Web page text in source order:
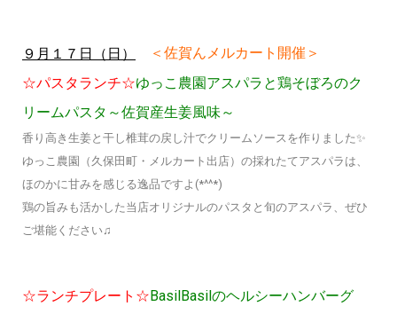
９月１７日（日）
＜佐賀んメルカート開催＞
☆パスタランチ☆ゆっこ農園アスパラ と鶏そぼろのク
リームパスタ～佐賀産生姜風味～
香り高き生姜と干し椎茸の戻し汁でクリームソースを作りました✨
ゆっこ農園（久保田町・メルカート出店）の採れたてアスパラは、
ほのかに甘みを感じる逸品ですよ(*^^*)
鶏の旨みも活かした当店オリジナルのパスタと旬のアスパラ、ぜひ
ご堪能ください♫
☆ランチプレート☆BasilBasilのヘルシーハンバーグ